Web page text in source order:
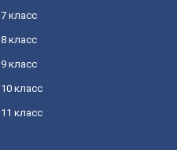
7 класс
8 класс
9 класс
10 класс
11 класс